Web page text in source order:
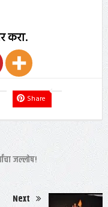
करा.
Share
जल्लोष!
Next